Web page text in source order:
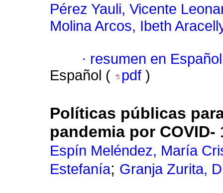
Pérez Yauli, Vicente
Molina Arcos, Ibeth
· resumen en Español
Español (
pdf )
Políticas públicas
pandemia por COVID-
Espín Meléndez, María
Estefanía; Granja Zurita,